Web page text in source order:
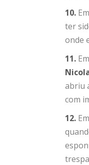
10.
ter
onde
11.
abriu
com
12.